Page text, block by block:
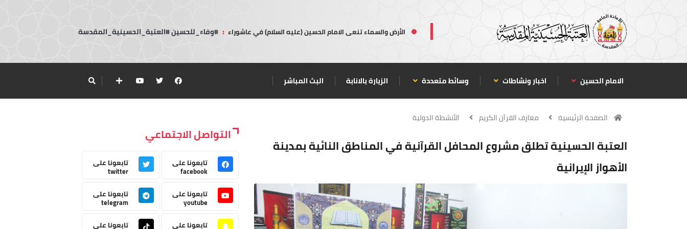
الأرض والسماء تنعى الامام الحسين (عليه السلام) في عاشوراء : #وفاء_للحسين #العتبة_الحسينية_المقدسة
الامام الحسين اخبار ونشاطات وسائط متعددة الزيارة بالانابة البث المباشر
الصفحة الرئيسية معارف القرآن الكريم الأنشطة الدولية
العتبة الحسينية تطلق مشروع المحافل القرآنية في المناطق النائية بمدينة
الأهواز الإيرانية
التواصل الاجتماعي
تابعونا على
facebook
تابعونا على
twitter
تابعونا على
youtube
تابعونا على
telegram
تابعونا على
تابعونا على